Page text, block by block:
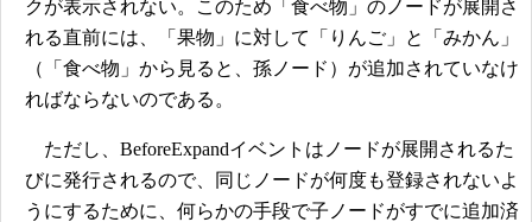
クが表示されない。このため「食べ物」のノードが展開さ
れる直前には、「果物」に対して「りんご」と「みかん」
（「食べ物」から見ると、孫ノード）が追加されていなけ
ればならないのである。
ただし、BeforeExpandイベントはノードが展開されるた
びに発行されるので、同じノードが何度も登録されないよ
うにするために、何らかの手段で子ノードがすでに追加済